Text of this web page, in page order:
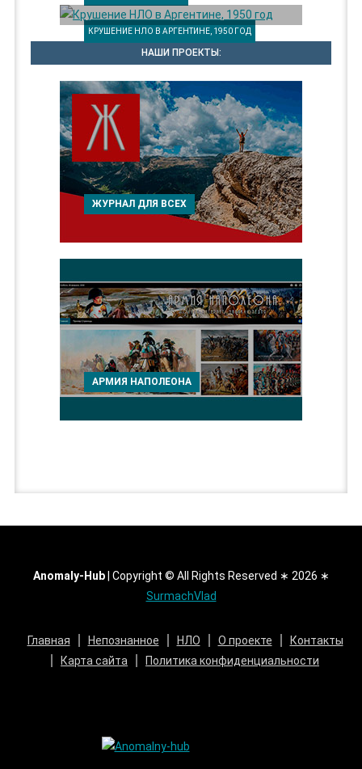
КРУШЕНИЕ НЛО В АРГЕНТИНЕ, 1950 ГОД
НАШИ ПРОЕКТЫ:
ЖУРНАЛ ДЛЯ ВСЕХ
АРМИЯ НАПОЛЕОНА
Anomaly-Hub Copyright © All Rights Reserved ∗ 2026 ∗
SurmachVlad
Главная Непознанное НЛО О проекте
Контакты
Карта сайта
Политика конфиденциальности